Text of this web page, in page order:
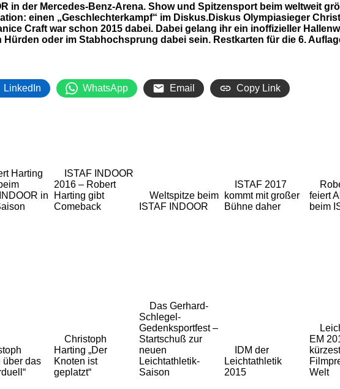
in der Mercedes-Benz-Arena. Show und Spitzensport beim weltweit
einen „Geschlechterkampf“ im Diskus.Diskus Olympiasieger
Craft war schon 2015 dabei. Dabei gelang ihr ein inoffizieller
oder im Stabhochsprung dabei sein. Restkarten für die 6.
LinkedIn WhatsApp Email
Copy Link
Harting
in
ISTAF INDOOR
2016 – Robert
Harting gibt
Comeback
Weltspitze beim
ISTAF INDOOR
ISTAF 2017
kommt mit großer
Bühne daher
feiert
beim
über das
Christoph
Harting „Der
Knoten ist
geplatzt“
Das Gerhard-
Schlegel-
Gedenksportfest –
Startschuß zur
neuen
Leichtathletik-
Saison
IDM der
Leichtathletik
2015
EM
Welt